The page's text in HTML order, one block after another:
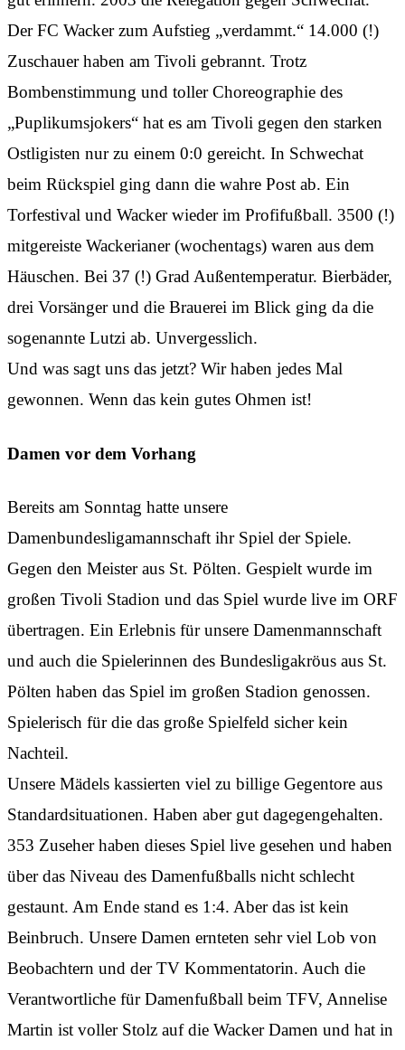
Der FC Wacker zum Aufstieg „verdammt.“ 14.000 (!)
Zuschauer haben am Tivoli gebrannt. Trotz
Bombenstimmung und toller Choreographie des
„Puplikumsjokers“ hat es am Tivoli gegen den starken
Ostligisten nur zu einem 0:0 gereicht. In Schwechat
beim Rückspiel ging dann die wahre Post ab. Ein
Torfestival und Wacker wieder im Profifußball. 3500 (!)
mitgereiste Wackerianer (wochentags) waren aus dem
Häuschen. Bei 37 (!) Grad Außentemperatur. Bierbäder,
drei Vorsänger und die Brauerei im Blick ging da die
sogenannte Lutzi ab. Unvergesslich.
Und was sagt uns das jetzt? Wir haben jedes Mal
gewonnen. Wenn das kein gutes Ohmen ist!
Damen vor dem Vorhang
Bereits am Sonntag hatte unsere
Damenbundesligamannschaft ihr Spiel der Spiele.
Gegen den Meister aus St. Pölten. Gespielt wurde im
großen Tivoli Stadion und das Spiel wurde live im ORF
übertragen. Ein Erlebnis für unsere Damenmannschaft
und auch die Spielerinnen des Bundesligakröus aus St.
Pölten haben das Spiel im großen Stadion genossen.
Spielerisch für die das große Spielfeld sicher kein
Nachteil.
Unsere Mädels kassierten viel zu billige Gegentore aus
Standardsituationen. Haben aber gut dagegengehalten.
353 Zuseher haben dieses Spiel live gesehen und haben
über das Niveau des Damenfußballs nicht schlecht
gestaunt. Am Ende stand es 1:4. Aber das ist kein
Beinbruch. Unsere Damen ernteten sehr viel Lob von
Beobachtern und der TV Kommentatorin. Auch die
Verantwortliche für Damenfußball beim TFV, Annelise
Martin ist voller Stolz auf die Wacker Damen und hat in